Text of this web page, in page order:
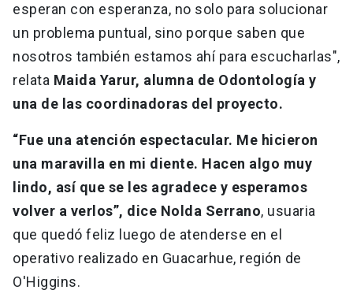
esperan con esperanza, no solo para solucionar
un problema puntual, sino porque saben que
nosotros también estamos ahí para escucharlas",
relata Maida Yarur, alumna de Odontología y
una de las coordinadoras del proyecto.
“Fue una atención espectacular. Me hicieron
una maravilla en mi diente. Hacen algo muy
lindo, así que se les agradece y esperamos
volver a verlos”, dice Nolda Serrano, usuaria
que quedó feliz luego de atenderse en el
operativo realizado en Guacarhue, región de
O'Higgins.